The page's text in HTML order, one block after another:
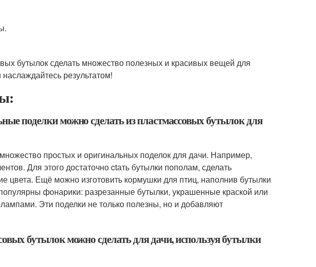
бутылок сделать множество полезных и красивых вещей для
результатом!
поделки можно сделать из пластмассовых бутылок для
простых и оригинальных поделок для дачи. Например,
Для этого достаточно ctать бутылки пополам, сделать
цвета. Ещё можно изготовить кормушки для птиц, наполнив бутылки
фонарики: разрезанные бутылки, украшенные краской или
Эти поделки не только полезны, но и добавляют
бутылок можно сделать для дачи, используя бутылки